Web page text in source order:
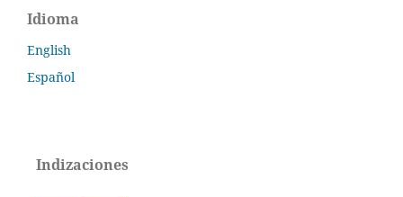
Idioma
English
Español
Indizaciones